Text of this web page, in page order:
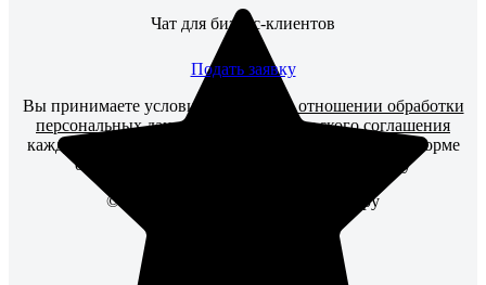
Чат для бизнес-клиентов
Подать заявку
Вы принимаете условия
политики в отношении обработки
персональных данных
пользовательского соглашения
каждый раз, когда оставляете свои данные в любой форме
обратной связи на сайте ВсеИнструменты.ру
© 2006 — 2026. ВсеИнструменты.ру